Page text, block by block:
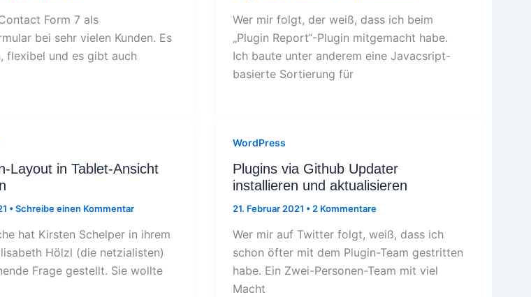
Form 7 als
bei sehr vielen Kunden. Es
flexibel und es gibt auch
Wer mir folgt, der weiß, dass ich beim
„Plugin Report“-Plugin mitgemacht habe.
Ich baute unter anderem eine Javacsript-
basierte Sortierung für
Layout in Tablet-Ansicht
•Schreibe einen Kommentar
hat Kirsten Schelper in ihrem
Hölzl (die netzialisten)
Frage gestellt. Sie wollte
WordPress
Plugins via Github Updater
installieren und aktualisieren
21. Februar 2021 • 2 Kommentare
Wer mir auf Twitter folgt, weiß, dass ich
schon öfter mit dem Plugin-Team gestritten
habe. Ein Zwei-Personen-Team mit viel
Macht